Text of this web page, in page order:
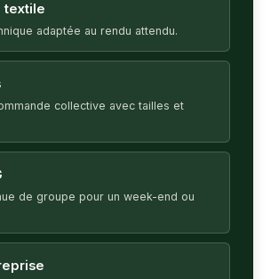
textile
adaptée au rendu attendu.
collective avec tailles et
de groupe pour un week-end ou